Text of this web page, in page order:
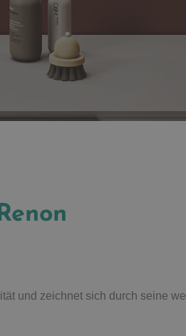
und zeichnet sich durch seine